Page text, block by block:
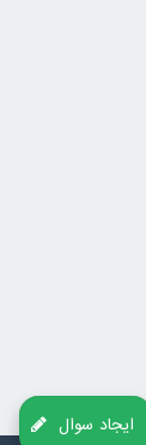
ایجاد سوال